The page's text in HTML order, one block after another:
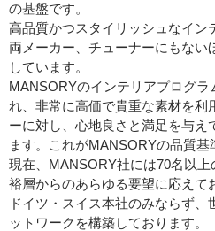
の基盤です。
高品質かつスタイリッシュなイン
両メーカー、チューナーにもない
しています。
MANSORYのインテリアプログ
れ、非常に高価で貴重な素材を利
ーに対し、心地良さと満足を与え
ます。これがMANSORYの品質基
現在、MANSORY社には70名以
裕層からのあらゆる要望に応えて
ドイツ・スイス本社のみならず
ットワークを構築しております。